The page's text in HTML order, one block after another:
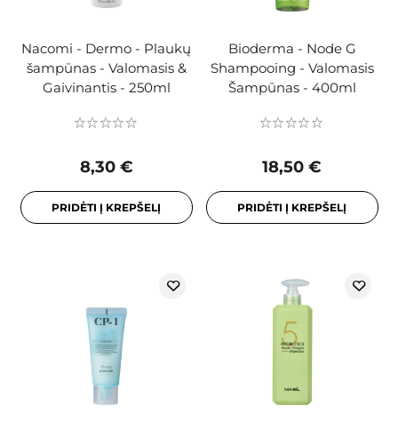
Nacomi - Dermo - Plaukų
šampūnas - Valomasis &
Gaivinantis - 250ml
8,30 €
PRIDĖTI Į KREPŠELĮ
Bioderma - Node G
Shampooing - Valomasis
Šampūnas - 400ml
18,50 €
PRIDĖTI Į KREPŠELĮ